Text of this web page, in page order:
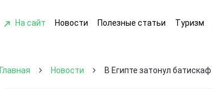
На сайт Новости Полезные статьи Туризм
Главная Новости В Египте затонул